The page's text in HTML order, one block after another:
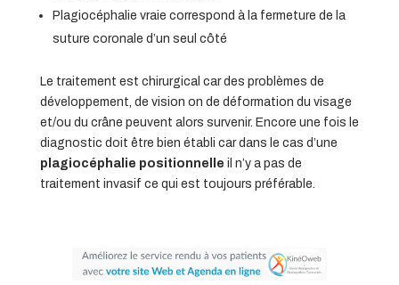
Plagiocéphalie vraie correspond à la fermeture de la
suture coronale d’un seul côté
Le traitement est chirurgical car des problèmes de
développement, de vision on de déformation du visage
et/ou du crâne peuvent alors survenir. Encore une fois le
diagnostic doit être bien établi car dans le cas d’une
plagiocéphalie positionnelle il n’y a pas de
traitement invasif ce qui est toujours préférable.